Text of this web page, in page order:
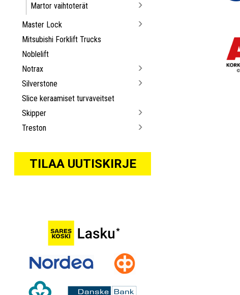
Martor vaihtoterät
Master Lock
Mitsubishi Forklift Trucks
Noblelift
Notrax
Silverstone
Slice keraamiset turvaveitset
Skipper
Treston
TILAA UUTISKIRJE